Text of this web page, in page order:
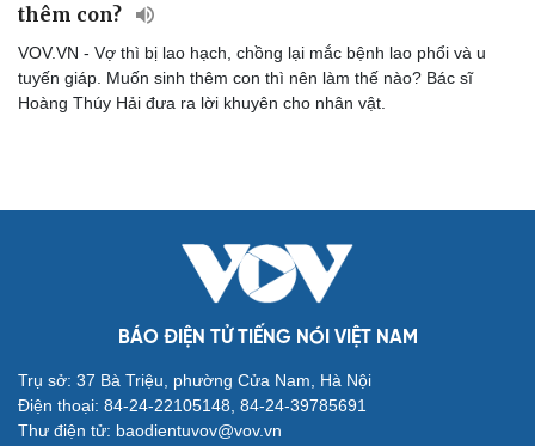
thêm con?
VOV.VN - Vợ thì bị lao hạch, chồng lại mắc bệnh lao phổi và u
tuyến giáp. Muốn sinh thêm con thì nên làm thế nào? Bác sĩ
Hoàng Thúy Hải đưa ra lời khuyên cho nhân vật.
BÁO ĐIỆN TỬ TIẾNG NÓI VIỆT NAM
Trụ sở: 37 Bà Triệu, phường Cửa Nam, Hà Nội
Điện thoại: 84-24-22105148, 84-24-39785691
Thư điện tử: baodientuvov@vov.vn